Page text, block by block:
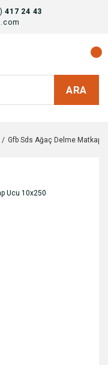
417 24 43
ARA
Gfb Sds Ağaç Delme Matkap